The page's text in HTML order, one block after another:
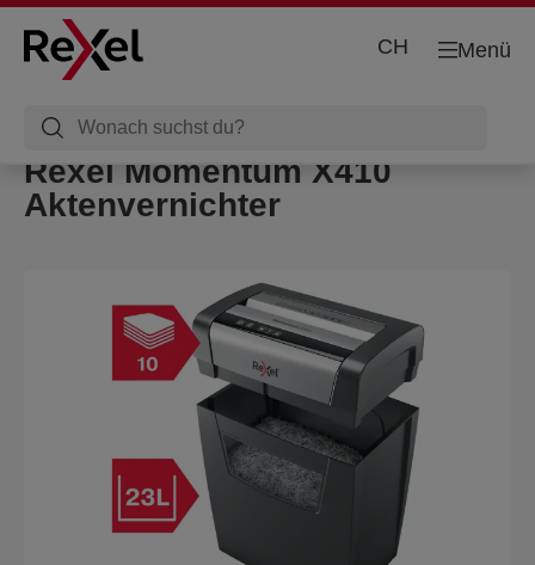
Menü
CH
Rexel Momentum X410
Aktenvernichter